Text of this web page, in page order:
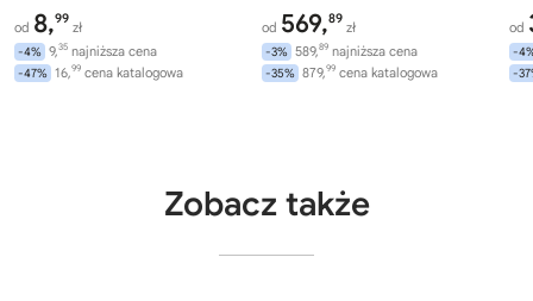
od 8,99
zł
-4% 9,35 najniższa cena
-47% 16,99 cena katalogowa
od 569,89
zł
-3% 589,89 najniższa cena
-35% 879,99 cena katalogowa
od
-
-
Zobacz także